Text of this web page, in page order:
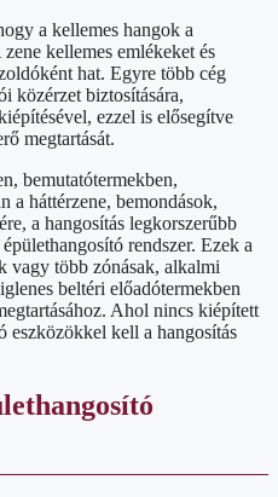
a kellemes hangok a
kellemes emlékeket és
hat. Egyre több cég
közérzet biztosítására,
ezzel is elősegítve
megtartását.
bemutatótermekben,
a háttérzene, bemondások,
a hangosítás legkorszerűbb
rendszer. Ezek a
vagy több zónásak, alkalmi
beltéri előadótermekben
Ahol nincs kiépített
eszközökkel kell a hangosítás